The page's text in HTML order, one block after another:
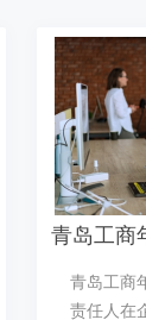
青岛工商
青岛工商
责任人在